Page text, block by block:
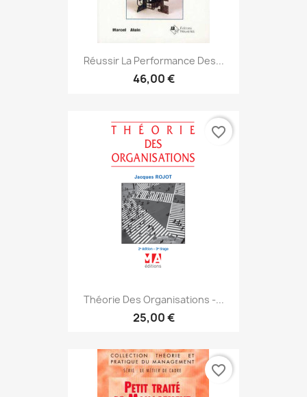
Réussir La Performance Des...
46,00 €
Théorie Des Organisations -...
25,00 €
favorite_border
favorite_border